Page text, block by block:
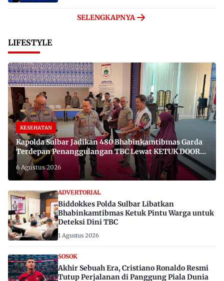
SELENGKAPNYA
LIFESTYLE
KESEHATAN
Kapolda Sulbar Jadikan 480 Bhabinkamtibmas Garda
Terdepan Penanggulangan TBC Lewat KETUK DOORS
di 650 Desa
6 Agustus 2026
ADVERTORIAL
Biddokkes Polda Sulbar Libatkan
Bhabinkamtibmas Ketuk Pintu Warga untuk
Deteksi Dini TBC
1 Agustus 2026
SOSOK
Akhir Sebuah Era, Cristiano Ronaldo Resmi
Tutup Perjalanan di Panggung Piala Dunia